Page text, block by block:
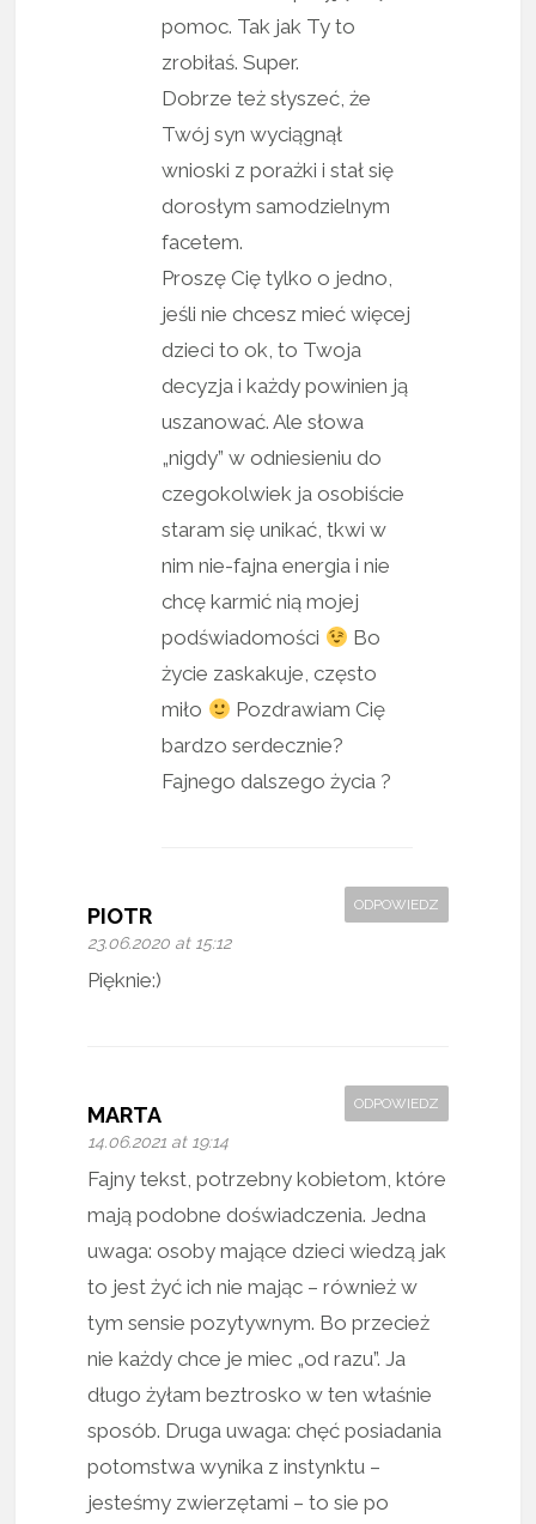
pomoc. Tak jak Ty to
zrobiłaś. Super.
Dobrze też słyszeć, że
Twój syn wyciągnął
wnioski z porażki i stał się
dorosłym samodzielnym
facetem.
Proszę Cię tylko o jedno,
jeśli nie chcesz mieć więcej
dzieci to ok, to Twoja
decyzja i każdy powinien ją
uszanować. Ale słowa
„nigdy” w odniesieniu do
czegokolwiek ja osobiście
staram się unikać, tkwi w
nim nie-fajna energia i nie
chcę karmić nią mojej
podświadomości
Bo
życie zaskakuje, często
miło
Pozdrawiam Cię
bardzo serdecznie?
Fajnego dalszego życia ?
PIOTR
23.06.2020 at 15:12
ODPOWIEDZ
Pięknie:)
MARTA
14.06.2021 at 19:14
ODPOWIEDZ
Fajny tekst, potrzebny kobietom, które
mają podobne doświadczenia. Jedna
uwaga: osoby mające dzieci wiedzą jak
to jest żyć ich nie mając – również w
tym sensie pozytywnym. Bo przecież
nie każdy chce je miec „od razu”. Ja
długo żyłam beztrosko w ten właśnie
sposób. Druga uwaga: chęć posiadania
potomstwa wynika z instynktu –
jesteśmy zwierzętami – to sie po